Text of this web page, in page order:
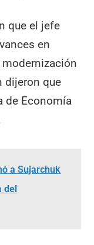
que el jefe
en
modernización
dijeron que
de Economía
a Sujarchuk
del